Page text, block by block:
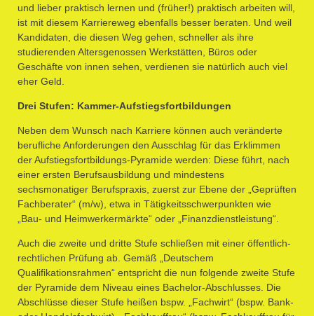
und lieber praktisch lernen und (früher!) praktisch arbeiten will,
ist mit diesem Karriereweg ebenfalls besser beraten. Und weil
Kandidaten, die diesen Weg gehen, schneller als ihre
studierenden Altersgenossen Werkstätten, Büros oder
Geschäfte von innen sehen, verdienen sie natürlich auch viel
eher Geld.
Drei Stufen: Kammer-Aufstiegsfortbildungen
Neben dem Wunsch nach Karriere können auch veränderte
berufliche Anforderungen den Ausschlag für das Erklimmen
der Aufstiegsfortbildungs-Pyramide werden: Diese führt, nach
einer ersten Berufsausbildung und mindestens
sechsmonatiger Berufspraxis, zuerst zur Ebene der „Geprüften
Fachberater“ (m/w), etwa in Tätigkeitsschwerpunkten wie
„Bau- und Heimwerkermärkte“ oder „Finanzdienstleistung“.
Auch die zweite und dritte Stufe schließen mit einer öffentlich-
rechtlichen Prüfung ab. Gemäß „Deutschem
Qualifikationsrahmen“ entspricht die nun folgende zweite Stufe
der Pyramide dem Niveau eines Bachelor-Abschlusses. Die
Abschlüsse dieser Stufe heißen bspw. „Fachwirt“ (bspw. Bank-